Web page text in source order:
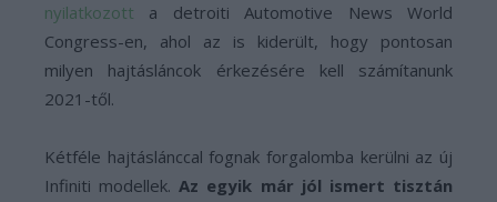
nyilatkozott a detroiti Automotive News World
Congress-en, ahol az is kiderült, hogy pontosan
milyen hajtásláncok érkezésére kell számítanunk
2021-től.
Kétféle hajtáslánccal fognak forgalomba kerülni az új
Infiniti modellek.Az egyik már jól ismert tisztán